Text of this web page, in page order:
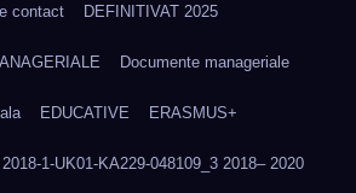
contact DEFINITIVAT 2025
Documente manageriale
EDUCATIVE ERASMUS+
1-UK01-KA229-048109_3 2018– 2020